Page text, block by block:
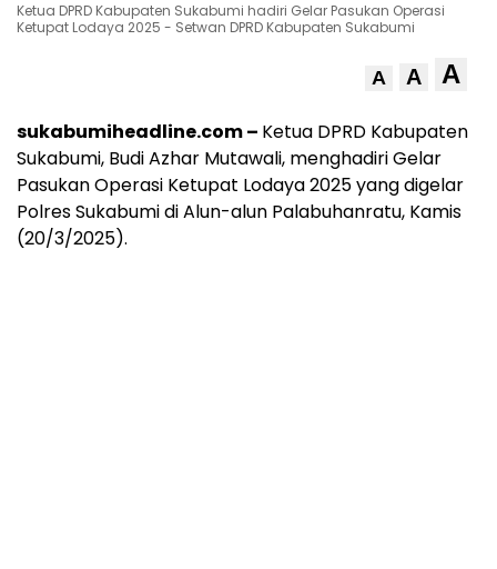
Ketua DPRD Kabupaten Sukabumi hadiri Gelar Pasukan Operasi
Ketupat Lodaya 2025 - Setwan DPRD Kabupaten Sukabumi
A A A
sukabumiheadline.com – Ketua DPRD Kabupaten
Sukabumi, Budi Azhar Mutawali, menghadiri Gelar
Pasukan Operasi Ketupat Lodaya 2025 yang digelar
Polres Sukabumi di Alun-alun Palabuhanratu, Kamis
(20/3/2025).